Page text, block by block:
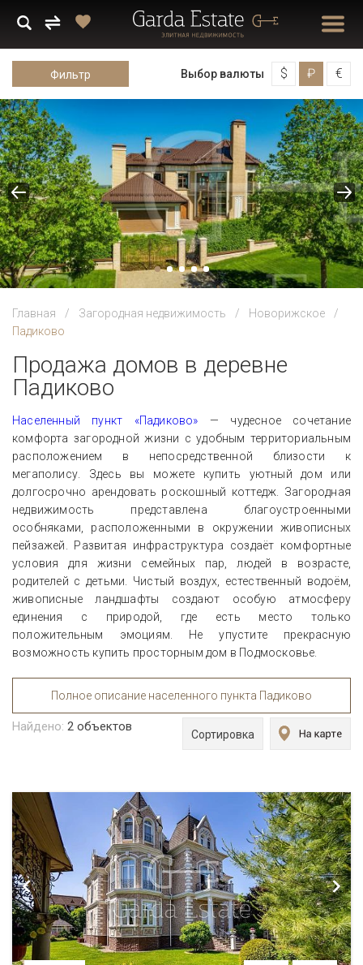
Фильтр Выбор валюты $ ₽ €
Главная Загородная недвижимость
Новорижское
Падиково
Продажа домов в деревне
Падиково
Населенный пункт «Падиково» — чудесное сочетание
комфорта загородной жизни с удобным территориальным
расположением в непосредственной близости к
мегаполису. Здесь вы можете купить уютный дом или
долгосрочно арендовать роскошный коттедж. Загородная
недвижимость представлена благоустроенными
особняками, расположенными в окружении живописных
пейзажей. Развитая инфраструктура создаёт комфортные
условия для жизни семейных пар, людей в возрасте,
родителей с детьми. Чистый воздух, естественный водоём,
живописные ландшафты создают особую атмосферу
единения с природой, где есть место только
положительным эмоциям. Не упустите прекрасную
возможность купить просторным дом в Подмосковье.
Полное описание населенного пункта Падиково
Найдено: 2 объектов
Сортировка